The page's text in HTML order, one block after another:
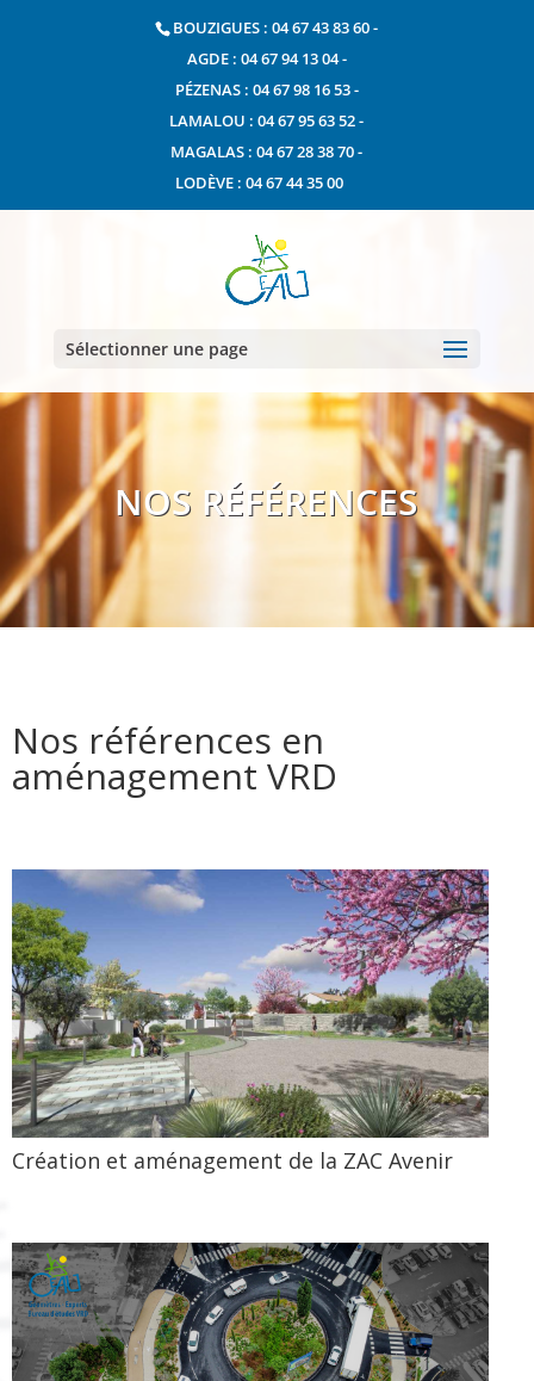
BOUZIGUES : 04 67 43 83 60-
AGDE : 04 67 94 13 04-
PÉZENAS : 04 67 98 16 53-
LAMALOU : 04 67 95 63 52-
MAGALAS : 04 67 28 38 70-
LODÈVE : 04 67 44 35 00
Sélectionner une page
NOS RÉFÉRENCES
Nos références en
aménagement VRD
Création et aménagement de la ZAC Avenir